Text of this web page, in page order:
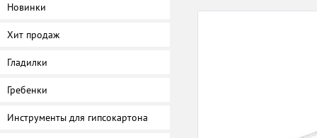
Новинки
Хит продаж
Гладилки
Гребенки
Инструменты для гипсокартона